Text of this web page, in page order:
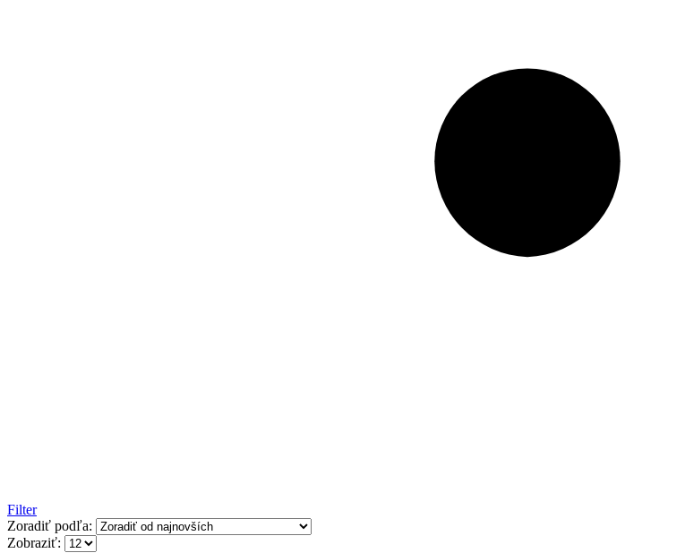
Filter
Zoradiť podľa:
Zobraziť: